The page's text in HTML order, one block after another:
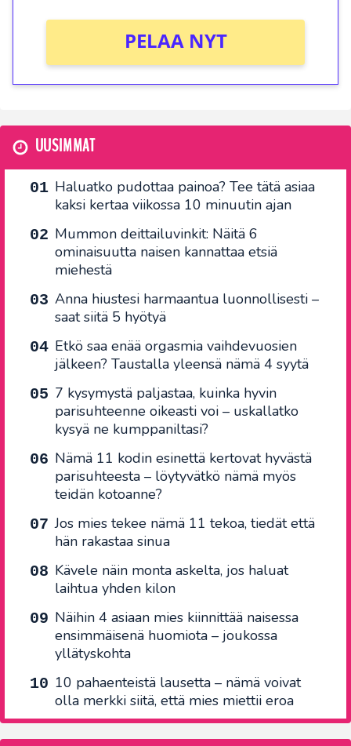
PELAA NYT
UUSIMMAT
Haluatko pudottaa painoa? Tee tätä asiaa
kaksi kertaa viikossa 10 minuutin ajan
Mummon deittailuvinkit: Näitä 6
ominaisuutta naisen kannattaa etsiä
miehestä
Anna hiustesi harmaantua luonnollisesti –
saat siitä 5 hyötyä
Etkö saa enää orgasmia vaihdevuosien
jälkeen? Taustalla yleensä nämä 4 syytä
7 kysymystä paljastaa, kuinka hyvin
parisuhteenne oikeasti voi – uskallatko
kysyä ne kumppaniltasi?
Nämä 11 kodin esinettä kertovat hyvästä
parisuhteesta – löytyvätkö nämä myös
teidän kotoanne?
Jos mies tekee nämä 11 tekoa, tiedät että
hän rakastaa sinua
Kävele näin monta askelta, jos haluat
laihtua yhden kilon
Näihin 4 asiaan mies kiinnittää naisessa
ensimmäisenä huomiota – joukossa
yllätyskohta
10 pahaenteistä lausetta – nämä voivat
olla merkki siitä, että mies miettii eroa